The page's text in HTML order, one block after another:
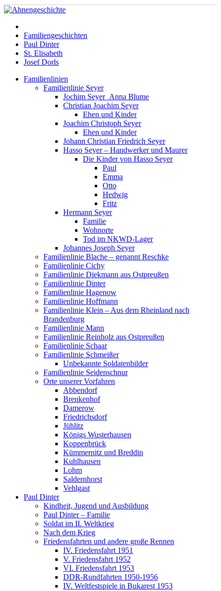
Familiengeschichten
Paul Dinter
St. Elisabeth
Josef Dorls
Familienlinien
Familienlinie Seyer
Jochim Seyer_Anna Blume
Christian Joachim Seyer
Ehen und Kinder
Joachim Christoph Seyer
Ehen und Kinder
Johann Christian Friedrich Seyer
Hasso Seyer – Handwerker und Maurer
Die Kinder von Hasso Seyer
Paul
Emma
Otto
Hedwig
Fritz
Hermann Seyer
Familie
Wohnorte
Tod im NKWD-Lager
Johannes Joseph Seyer
Familienlinie Blache – genannt Reschke
Familienlinie Cichy
Familienlinie Diekmann aus Ostpreußen
Familienlinie Dinter
Familienlinie Hagenow
Familienlinie Hoffmann
Familienlinie Klein – Aus dem Rheinland nach
Brandenburg
Familienlinie Mann
Familienlinie Reinholz aus Ostpreußen
Familienlinie Schaar
Familienlinie Schmeißer
Unbekannte Soldatenbilder
Familienlinie Seidenschnur
Orte unserer Vorfahren
Abbendorf
Brenkenhof
Damerow
Friedrichsdorf
Jühlitz
Königs Wusterhausen
Koppenbrück
Kümmernitz und Breddin
Kuhlhausen
Lohm
Saldernhorst
Vehlgast
Paul Dinter
Kindheit, Jugend und Ausbildung
Paul Dinter – Familie
Soldat im II. Weltkrieg
Nach dem Krieg
Friedensfahrten und andere große Rennen
IV. Friedensfahrt 1951
V. Friedensfahrt 1952
VI. Friedensfahrt 1953
DDR-Rundfahrten 1950-1956
IV. Weltfestspiele in Bukarest 1953